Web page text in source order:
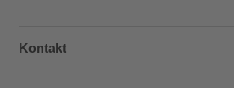
Kontakt